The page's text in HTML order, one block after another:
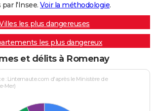
l'Insee. Voir la méthodologie.
les plus dangereuses
les plus dangereux
et délits à Romenay
: Linternaute.com d'après le Ministère de
Mer)